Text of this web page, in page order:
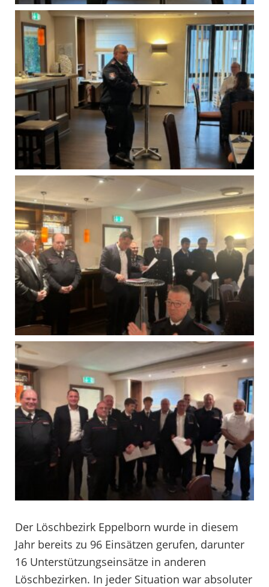
Der Löschbezirk Eppelborn wurde in diesem
Jahr bereits zu 96 Einsätzen gerufen, darunter
16 Unterstützungseinsätze in anderen
Löschbezirken. In jeder Situation war absoluter